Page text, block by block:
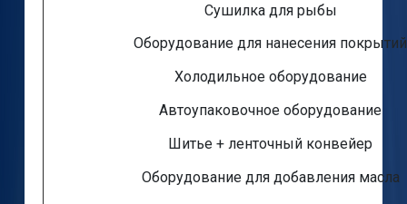
Сушилка для рыбы
Оборудование для нанесения покрытий
Холодильное оборудование
Автоупаковочное оборудование
Шитье + ленточный конвейер
Оборудование для добавления масла